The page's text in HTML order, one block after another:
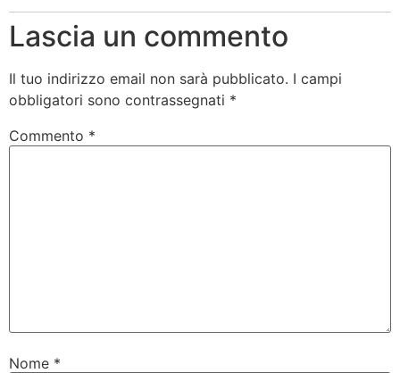
Lascia un commento
Il tuo indirizzo email non sarà pubblicato. I campi
obbligatori sono contrassegnati *
Commento *
Nome *